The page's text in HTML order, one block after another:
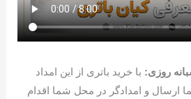
روزی: با خرید باتری از این امداد
ارسال و امدادگر در محل شما اقدام